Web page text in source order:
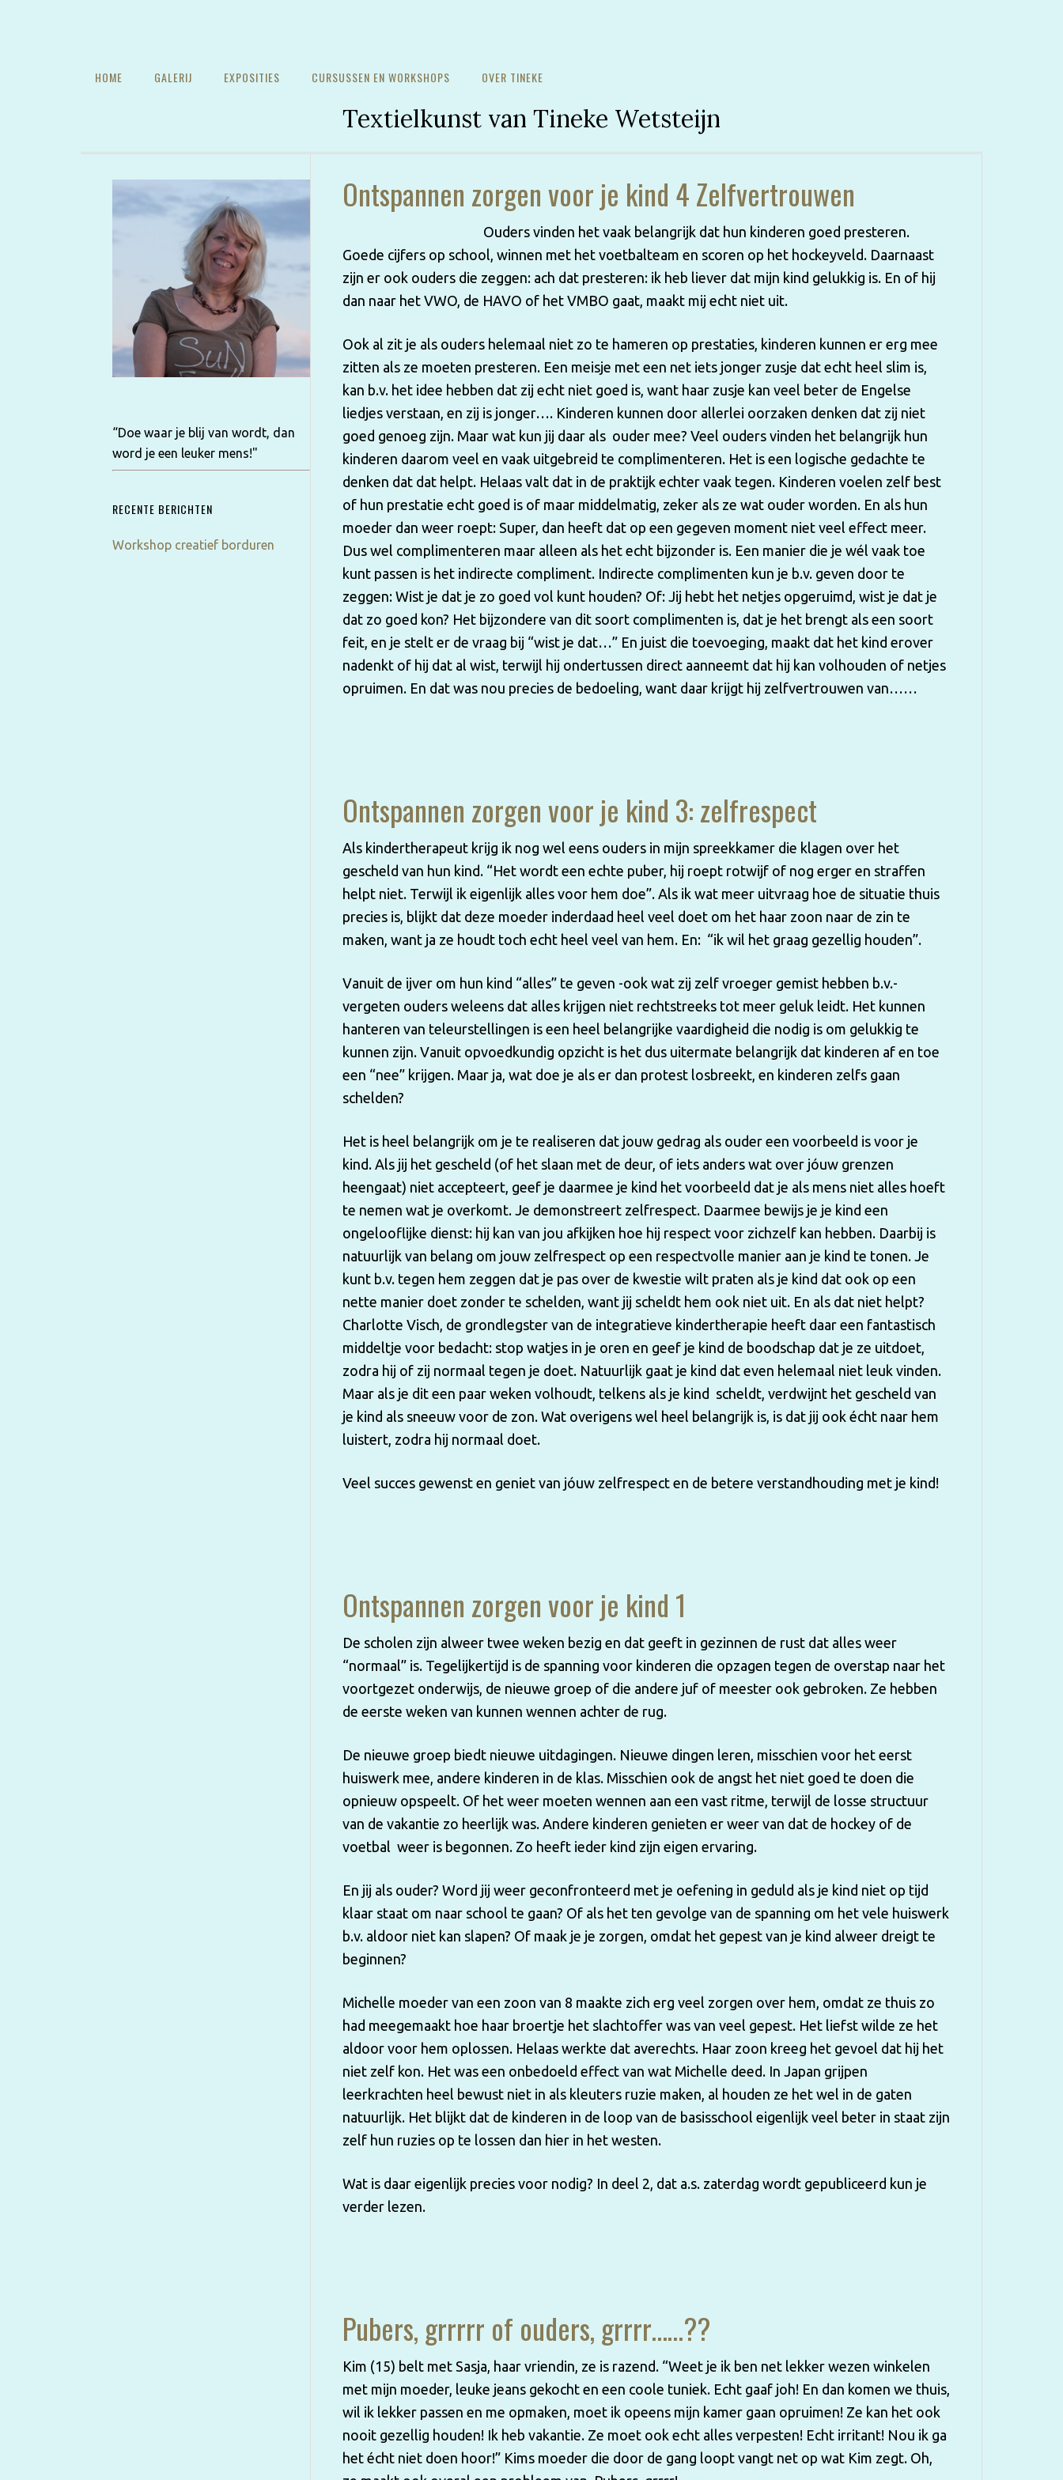
HOME GALERIJ EXPOSITIES CURSUSSEN EN WORKSHOPS OVER TINEKE
Textielkunst van Tineke Wetsteijn
Ontspannen zorgen voor je kind 4 Zelfvertrouwen
Ouders vinden het vaak belangrijk dat hun kinderen goed presteren.
Goede cijfers op school, winnen met het voetbalteam en scoren op het hockeyveld. Daarnaast
zijn er ook ouders die zeggen: ach dat presteren: ik heb liever dat mijn kind gelukkig is. En of hij
dan naar het VWO, de HAVO of het VMBO gaat, maakt mij echt niet uit.
Ook al zit je als ouders helemaal niet zo te hameren op prestaties, kinderen kunnen er erg mee
zitten als ze moeten presteren. Een meisje met een net iets jonger zusje dat echt heel slim is,
kan b.v. het idee hebben dat zij echt niet goed is, want haar zusje kan veel beter de Engelse
liedjes verstaan, en zij is jonger…. Kinderen kunnen door allerlei oorzaken denken dat zij niet
goed genoeg zijn. Maar wat kun jij daar als ouder mee? Veel ouders vinden het belangrijk hun
kinderen daarom veel en vaak uitgebreid te complimenteren. Het is een logische gedachte te
denken dat dat helpt. Helaas valt dat in de praktijk echter vaak tegen. Kinderen voelen zelf best
of hun prestatie echt goed is of maar middelmatig, zeker als ze wat ouder worden. En als hun
moeder dan weer roept: Super, dan heeft dat op een gegeven moment niet veel effect meer.
Dus wel complimenteren maar alleen als het echt bijzonder is. Een manier die je wél vaak toe
kunt passen is het indirecte compliment. Indirecte complimenten kun je b.v. geven door te
zeggen: Wist je dat je zo goed vol kunt houden? Of: Jij hebt het netjes opgeruimd, wist je dat je
dat zo goed kon? Het bijzondere van dit soort complimenten is, dat je het brengt als een soort
feit, en je stelt er de vraag bij “wist je dat…” En juist die toevoeging, maakt dat het kind erover
nadenkt of hij dat al wist, terwijl hij ondertussen direct aanneemt dat hij kan volhouden of netjes
opruimen. En dat was nou precies de bedoeling, want daar krijgt hij zelfvertrouwen van……
Ontspannen zorgen voor je kind 3: zelfrespect
Als kindertherapeut krijg ik nog wel eens ouders in mijn spreekkamer die klagen over het
gescheld van hun kind. “Het wordt een echte puber, hij roept rotwijf of nog erger en straffen
helpt niet. Terwijl ik eigenlijk alles voor hem doe”. Als ik wat meer uitvraag hoe de situatie thuis
precies is, blijkt dat deze moeder inderdaad heel veel doet om het haar zoon naar de zin te
maken, want ja ze houdt toch echt heel veel van hem. En: “ik wil het graag gezellig houden”.
Vanuit de ijver om hun kind “alles” te geven -ook wat zij zelf vroeger gemist hebben b.v.-
vergeten ouders weleens dat alles krijgen niet rechtstreeks tot meer geluk leidt. Het kunnen
hanteren van teleurstellingen is een heel belangrijke vaardigheid die nodig is om gelukkig te
kunnen zijn. Vanuit opvoedkundig opzicht is het dus uitermate belangrijk dat kinderen af en toe
een “nee” krijgen. Maar ja, wat doe je als er dan protest losbreekt, en kinderen zelfs gaan
schelden?
Het is heel belangrijk om je te realiseren dat jouw gedrag als ouder een voorbeeld is voor je
kind. Als jij het gescheld (of het slaan met de deur, of iets anders wat over jóuw grenzen
heengaat) niet accepteert, geef je daarmee je kind het voorbeeld dat je als mens niet alles hoeft
te nemen wat je overkomt. Je demonstreert zelfrespect. Daarmee bewijs je je kind een
ongelooflijke dienst: hij kan van jou afkijken hoe hij respect voor zichzelf kan hebben. Daarbij is
natuurlijk van belang om jouw zelfrespect op een respectvolle manier aan je kind te tonen. Je
kunt b.v. tegen hem zeggen dat je pas over de kwestie wilt praten als je kind dat ook op een
nette manier doet zonder te schelden, want jij scheldt hem ook niet uit. En als dat niet helpt?
Charlotte Visch, de grondlegster van de integratieve kindertherapie heeft daar een fantastisch
middeltje voor bedacht: stop watjes in je oren en geef je kind de boodschap dat je ze uitdoet,
zodra hij of zij normaal tegen je doet. Natuurlijk gaat je kind dat even helemaal niet leuk vinden.
Maar als je dit een paar weken volhoudt, telkens als je kind scheldt, verdwijnt het gescheld van
je kind als sneeuw voor de zon. Wat overigens wel heel belangrijk is, is dat jij ook écht naar hem
luistert, zodra hij normaal doet.
Veel succes gewenst en geniet van jóuw zelfrespect en de betere verstandhouding met je kind!
Ontspannen zorgen voor je kind 1
De scholen zijn alweer twee weken bezig en dat geeft in gezinnen de rust dat alles weer
“normaal” is. Tegelijkertijd is de spanning voor kinderen die opzagen tegen de overstap naar het
voortgezet onderwijs, de nieuwe groep of die andere juf of meester ook gebroken. Ze hebben
de eerste weken van kunnen wennen achter de rug.
De nieuwe groep biedt nieuwe uitdagingen. Nieuwe dingen leren, misschien voor het eerst
huiswerk mee, andere kinderen in de klas. Misschien ook de angst het niet goed te doen die
opnieuw opspeelt. Of het weer moeten wennen aan een vast ritme, terwijl de losse structuur
van de vakantie zo heerlijk was. Andere kinderen genieten er weer van dat de hockey of de
voetbal weer is begonnen. Zo heeft ieder kind zijn eigen ervaring.
En jij als ouder? Word jij weer geconfronteerd met je oefening in geduld als je kind niet op tijd
klaar staat om naar school te gaan? Of als het ten gevolge van de spanning om het vele huiswerk
b.v. aldoor niet kan slapen? Of maak je je zorgen, omdat het gepest van je kind alweer dreigt te
beginnen?
Michelle moeder van een zoon van 8 maakte zich erg veel zorgen over hem, omdat ze thuis zo
had meegemaakt hoe haar broertje het slachtoffer was van veel gepest. Het liefst wilde ze het
aldoor voor hem oplossen. Helaas werkte dat averechts. Haar zoon kreeg het gevoel dat hij het
niet zelf kon. Het was een onbedoeld effect van wat Michelle deed. In Japan grijpen
leerkrachten heel bewust niet in als kleuters ruzie maken, al houden ze het wel in de gaten
natuurlijk. Het blijkt dat de kinderen in de loop van de basisschool eigenlijk veel beter in staat zijn
zelf hun ruzies op te lossen dan hier in het westen.
Wat is daar eigenlijk precies voor nodig? In deel 2, dat a.s. zaterdag wordt gepubliceerd kun je
verder lezen.
Pubers, grrrrr of ouders, grrrr……??
Kim (15) belt met Sasja, haar vriendin, ze is razend. “Weet je ik ben net lekker wezen winkelen
met mijn moeder, leuke jeans gekocht en een coole tuniek. Echt gaaf joh! En dan komen we thuis,
wil ik lekker passen en me opmaken, moet ik opeens mijn kamer gaan opruimen! Ze kan het ook
nooit gezellig houden! Ik heb vakantie. Ze moet ook echt alles verpesten! Echt irritant! Nou ik ga
het écht niet doen hoor!” Kims moeder die door de gang loopt vangt net op wat Kim zegt. Oh,
“Doe waar je blij van wordt, dan
word je een leuker mens!"
RECENTE BERICHTEN
Workshop creatief borduren